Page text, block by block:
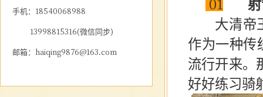
手机：18540068988
13998815316(微信同步)
邮箱：haiqing9876@163.com
01
大清帝王
作为一种传
流行开来。
好好练习骑